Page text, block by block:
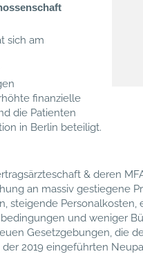
sich am
finanzielle
die Patienten
in Berlin beteiligt.
& deren
an massiv gestiegene
steigende Personalkosten,
und weniger
Gesetzgebungen, die
2019 eingeführten